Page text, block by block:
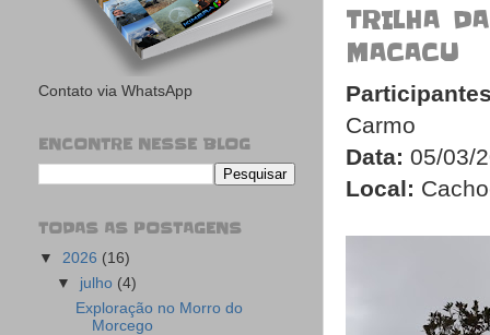
TRILHA
MACACU
Carmo
Data: 05/03/
Local:
Contato via WhatsApp
ENCONTRE NESSE BLOG
TODAS AS POSTAGENS
▼ 2026 (16)
▼ julho (4)
Exploração no Morro do
Morcego